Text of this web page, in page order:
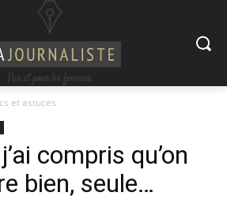
et astuces
compris qu’on
bien, seule…